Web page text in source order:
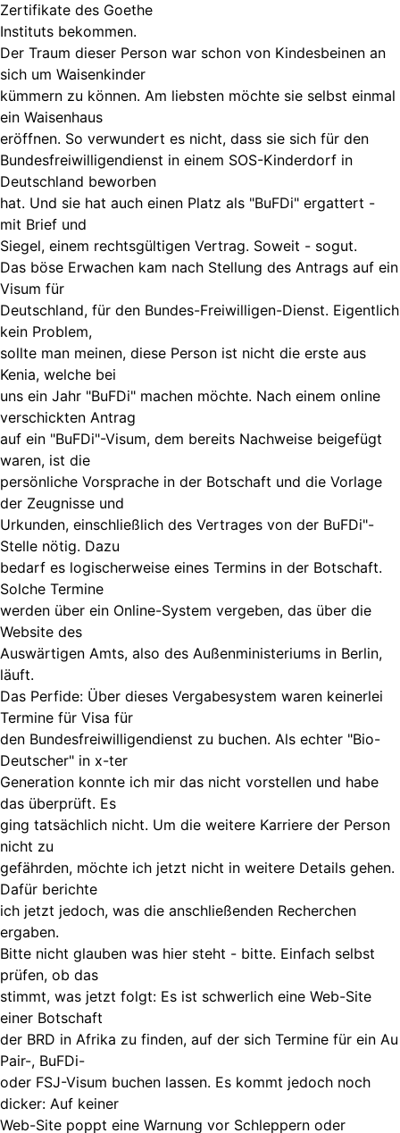
Zertifikate des Goethe
Instituts bekommen.
Der Traum dieser Person war schon von Kindesbeinen an
sich um Waisenkinder
kümmern zu können. Am liebsten möchte sie selbst einmal
ein Waisenhaus
eröffnen. So verwundert es nicht, dass sie sich für den
Bundesfreiwilligendienst in einem SOS-Kinderdorf in
Deutschland beworben
hat. Und sie hat auch einen Platz als "BuFDi" ergattert -
mit Brief und
Siegel, einem rechtsgültigen Vertrag. Soweit - sogut.
Das böse Erwachen kam nach Stellung des Antrags auf ein
Visum für
Deutschland, für den Bundes-Freiwilligen-Dienst. Eigentlich
kein Problem,
sollte man meinen, diese Person ist nicht die erste aus
Kenia, welche bei
uns ein Jahr "BuFDi" machen möchte. Nach einem online
verschickten Antrag
auf ein "BuFDi"-Visum, dem bereits Nachweise beigefügt
waren, ist die
persönliche Vorsprache in der Botschaft und die Vorlage
der Zeugnisse und
Urkunden, einschließlich des Vertrages von der BuFDi"-
Stelle nötig. Dazu
bedarf es logischerweise eines Termins in der Botschaft.
Solche Termine
werden über ein Online-System vergeben, das über die
Website des
Auswärtigen Amts, also des Außenministeriums in Berlin,
läuft.
Das Perfide: Über dieses Vergabesystem waren keinerlei
Termine für Visa für
den Bundesfreiwilligendienst zu buchen. Als echter "Bio-
Deutscher" in x-ter
Generation konnte ich mir das nicht vorstellen und habe
das überprüft. Es
ging tatsächlich nicht. Um die weitere Karriere der Person
nicht zu
gefährden, möchte ich jetzt nicht in weitere Details gehen.
Dafür berichte
ich jetzt jedoch, was die anschließenden Recherchen
ergaben.
Bitte nicht glauben was hier steht - bitte. Einfach selbst
prüfen, ob das
stimmt, was jetzt folgt: Es ist schwerlich eine Web-Site
einer Botschaft
der BRD in Afrika zu finden, auf der sich Termine für ein Au
Pair-, BuFDi-
oder FSJ-Visum buchen lassen. Es kommt jedoch noch
dicker: Auf keiner
Web-Site poppt eine Warnung vor Schleppern oder